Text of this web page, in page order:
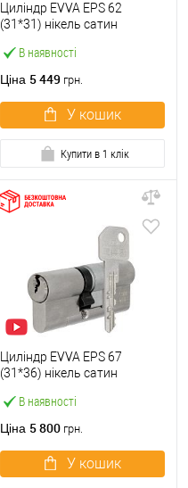
В наявності
Циліндр EVVA EPS 62
(31*31) нікель сатин
Ціна 5 449 грн.
У кошик
Купити в 1 клік
В наявності
Циліндр EVVA EPS 67
(31*36) нікель сатин
Ціна 5 800 грн.
У кошик